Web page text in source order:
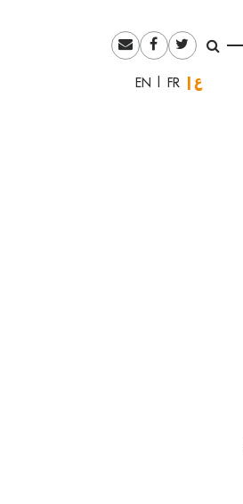
العربيةFrançais
English